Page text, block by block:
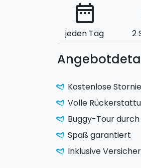
date_range
jeden Tag 2
Kostenlose
Volle
Buggy-Tour
Spaß garantiert
Inklusive